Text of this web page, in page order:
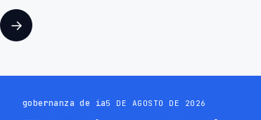
→
gobernanza de ia5 DE AGOSTO DE 2026